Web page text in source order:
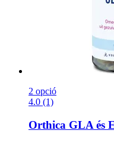
2 opció
4.0 (1)
Orthica GLA és